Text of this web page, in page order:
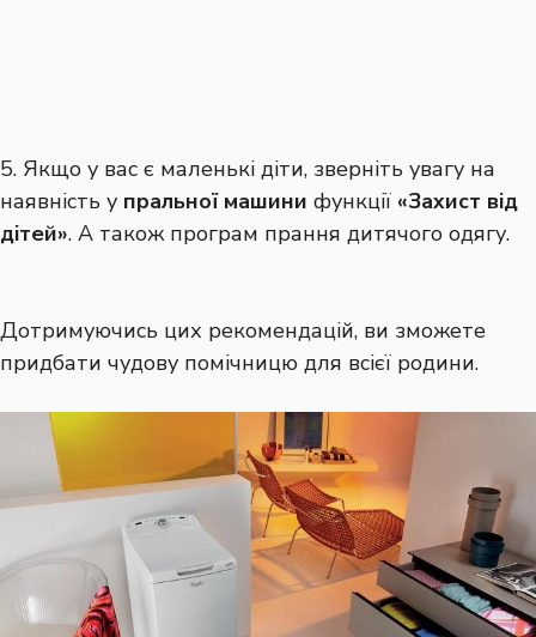
5. Якщо у вас є маленькі діти, зверніть увагу на
наявність у пральної машини функції «Захист від
дітей». А також програм прання дитячого одягу.
Дотримуючись цих рекомендацій, ви зможете
придбати чудову помічницю для всієї родини.